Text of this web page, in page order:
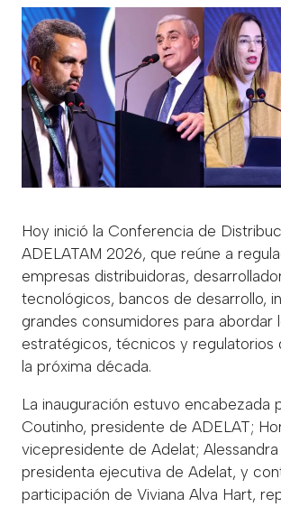
Hoy inició la Conferencia de
ADELATAM 2026, que reúne a
empresas distribuidoras,
tecnológicos, bancos de desarrollo,
grandes consumidores para abordar
estratégicos, técnicos y regulatorios
la próxima década.
La inauguración estuvo encabezada
Coutinho, presidente de ADELAT;
vicepresidente de Adelat; Alessandra
presidenta ejecutiva de Adelat, y
participación de Viviana Alva Hart,